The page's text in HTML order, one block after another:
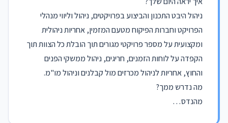
ניהול היבט התכנון והביצוע בפרויקטים, ניהול וליווי מנהלי
הפרויקט וחברות הפיקוח מטעם המזמין, אחריות ניהולית
ומקצועית על מספר פרויקטי מגורים תוך הובלת כל הצוות תוך
הקפדה על לוחות הזמנים, חריגים, ניהול ממשקי הפנים
והחוץ, אחריות לניהול מכרזים מול קבלנים וניהול מו"מ.
מה נדרש ממך?
מהנדס…